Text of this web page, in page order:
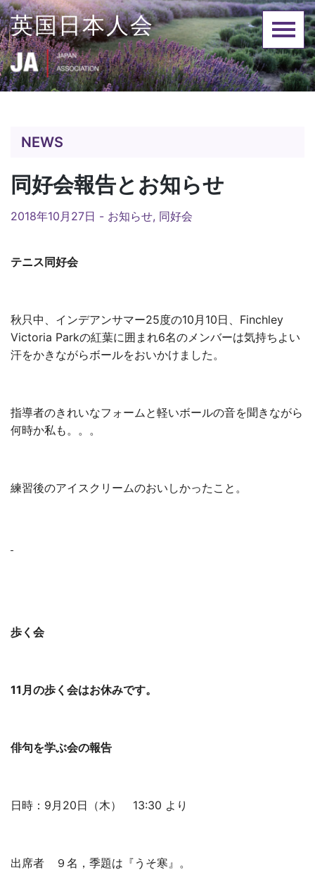
Skip
to
content
英国日本人会
NEWS
同好会報告とお知らせ
2018年10月27日 - お知らせ, 同好会
テニス同好会
秋只中、インデアンサマー25度の10月10日、Finchley
Victoria Parkの紅葉に囲まれ6名のメンバーは気持ちよい
汗をかきながらボールをおいかけました。
指導者のきれいなフォームと軽いボールの音を聞きながら
何時か私も。。。
練習後のアイスクリームのおいしかったこと。
歩く会
11 月の歩く会はお休みです。
俳句を学ぶ会の報告
日時：9月20日（木） 13:30 より
出席者 ９名，季題は『うそ寒』。